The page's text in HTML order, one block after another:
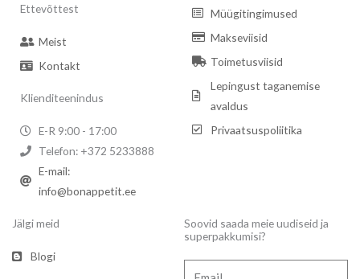
Ettevõttest
Meist
Kontakt
Klienditeenindus
E-R 9:00 - 17:00
Telefon: +372 5233888
E-mail:
info@bonappetit.ee
Müügitingimused
Makseviisid
Toimetusviisid
Lepingust taganemise
avaldus
Privaatsuspoliitika
Jälgi meid
Blogi
Soovid saada meie uudiseid ja
superpakkumisi?